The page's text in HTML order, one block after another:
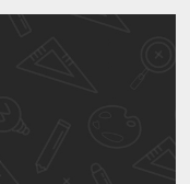
品已成功备案！
品已成功备案！
品已成功备案！
品已成功备案！